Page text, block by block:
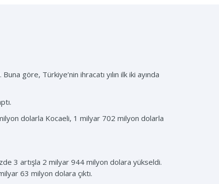
göre, Türkiye’nin ihracatı yılın ilk iki ayında
dolarla Kocaeli, 1 milyar 702 milyon dolarla
3 artışla 2 milyar 944 milyon dolara yükseldi.
63 milyon dolara çıktı.